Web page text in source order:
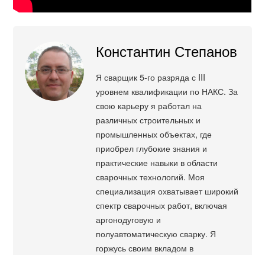
Константин Степанов
Я сварщик 5-го разряда с III
уровнем квалификации по НАКС. За
свою карьеру я работал на
различных строительных и
промышленных объектах, где
приобрел глубокие знания и
практические навыки в области
сварочных технологий. Моя
специализация охватывает широкий
спектр сварочных работ, включая
аргонодуговую и
полуавтоматическую сварку. Я
горжусь своим вкладом в